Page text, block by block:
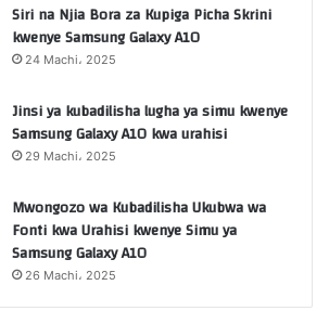
Siri na Njia Bora za Kupiga Picha Skrini
kwenye Samsung Galaxy A10
24 Machi، 2025
Jinsi ya kubadilisha lugha ya simu kwenye
Samsung Galaxy A10 kwa urahisi
29 Machi، 2025
Mwongozo wa Kubadilisha Ukubwa wa
Fonti kwa Urahisi kwenye Simu ya
Samsung Galaxy A10
26 Machi، 2025